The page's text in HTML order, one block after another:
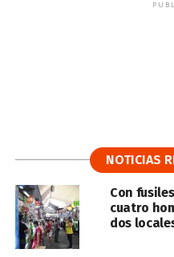
NOTICIAS
Con
cuatro
dos